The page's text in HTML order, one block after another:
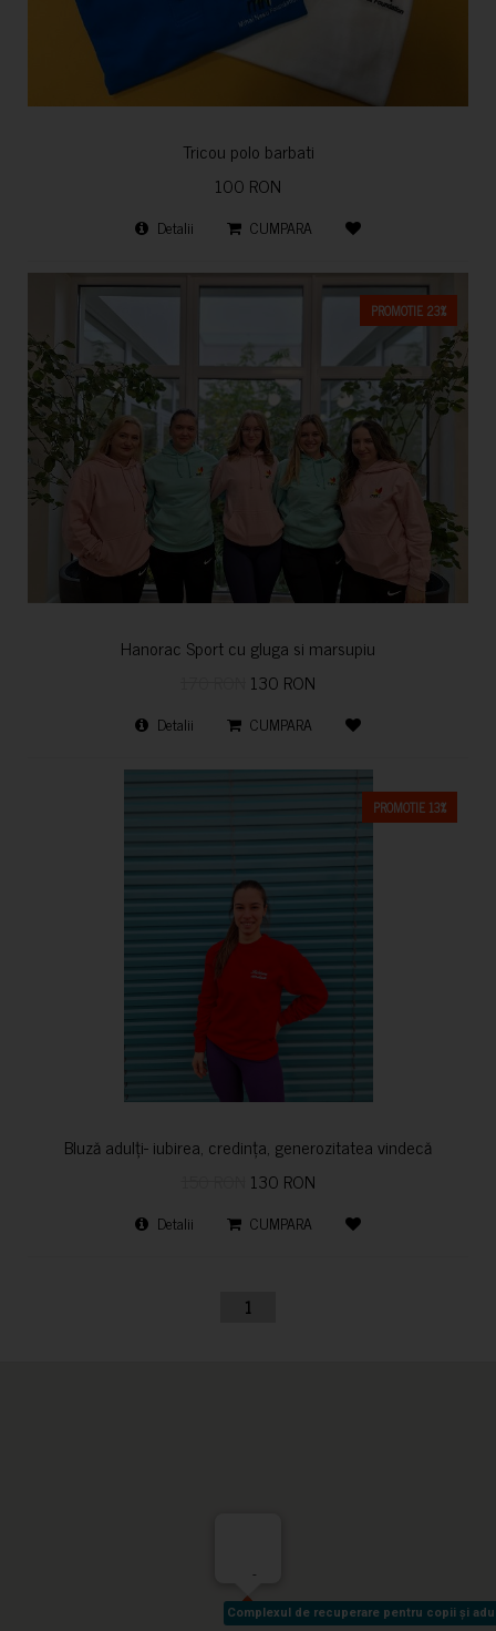
Tricou polo barbati
100 RON
Detalii CUMPARA
PROMOTIE 23%
Hanorac Sport cu gluga si marsupiu
130 RON
Detalii CUMPARA
PROMOTIE 13%
Bluză adulți- iubirea, credința, generozitatea vindecă
130 RON
Detalii CUMPARA
1
Complexul de recuperare pentru copii și
Complexul de recuperare pentru copii și
-